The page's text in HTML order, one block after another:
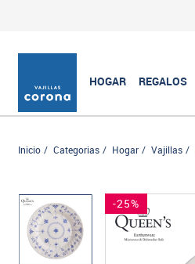
HOGAR REGALOS
Inicio Categorias Hogar Vajillas
-25%